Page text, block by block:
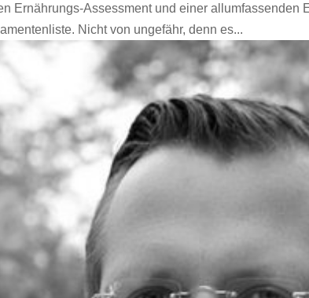
Ernährungs-Assessment und einer allumfassenden
Nicht von ungefähr, denn es...